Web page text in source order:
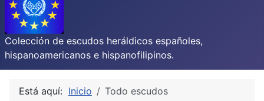
Colección de escudos heráldicos españoles,
hispanoamericanos e hispanofilipinos.
Está aquí: Inicio Todo escudos